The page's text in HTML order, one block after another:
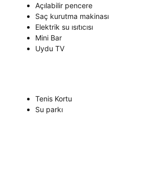
Açılabilir pencere
Saç kurutma makinası
Elektrik su ısıtıcısı
Mini Bar
Uydu TV
Tenis Kortu
Su parkı